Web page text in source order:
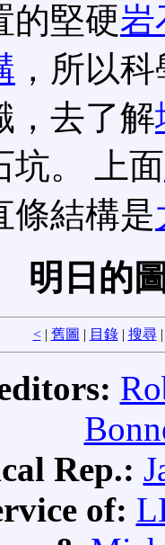
的堅硬岩
，所以
，去了解
坑。 上面
條結構是
明日的
<| 舊圖 | 目錄| 搜尋
Rep.:
of: